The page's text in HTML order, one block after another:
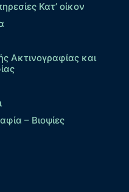
Κατ’ οίκον
Ακτινογραφίας και
– Βιοψίες